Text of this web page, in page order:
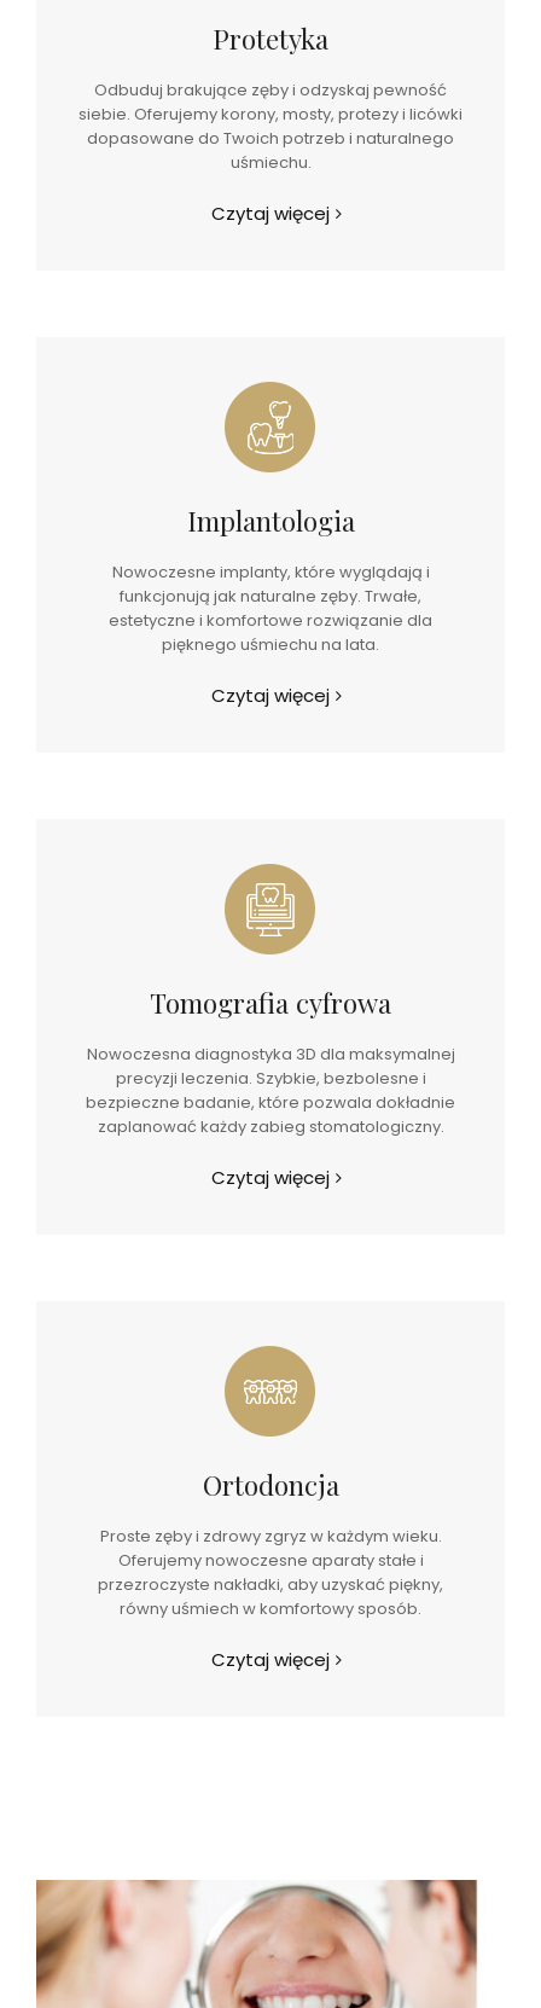
Protetyka
Odbuduj brakujące zęby i odzyskaj pewność
siebie. Oferujemy korony, mosty, protezy i licówki
dopasowane do Twoich potrzeb i naturalnego
uśmiechu.
Czytaj więcej
Implantologia
Nowoczesne implanty, które wyglądają i
funkcjonują jak naturalne zęby. Trwałe,
estetyczne i komfortowe rozwiązanie dla
pięknego uśmiechu na lata.
Czytaj więcej
Tomografia cyfrowa
Nowoczesna diagnostyka 3D dla maksymalnej
precyzji leczenia. Szybkie, bezbolesne i
bezpieczne badanie, które pozwala dokładnie
zaplanować każdy zabieg stomatologiczny.
Czytaj więcej
Ortodoncja
Proste zęby i zdrowy zgryz w każdym wieku.
Oferujemy nowoczesne aparaty stałe i
przezroczyste nakładki, aby uzyskać piękny,
równy uśmiech w komfortowy sposób.
Czytaj więcej